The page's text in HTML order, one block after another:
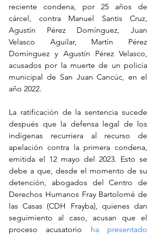
reciente condena, por 25 años de
cárcel, contra Manuel Santis Cruz,
Agustín Pérez Domínguez, Juan
Velasco Aguilar, Martín Pérez
Domínguez y Agustín Pérez Velasco,
acusados por la muerte de un policía
municipal de San Juan Cancúc, en el
año 2022.
La ratificación de la sentencia sucede
después que la defensa legal de los
indígenas recurriera al recurso de
apelación contra la primera condena,
emitida el 12 mayo del 2023. Esto se
debe a que, desde el momento de su
detención, abogados del Centro de
Derechos Humanos Fray Bartolomé de
las Casas (CDH Frayba), quienes dan
seguimiento al caso, acusan que el
proceso acusatorio
ha presentado